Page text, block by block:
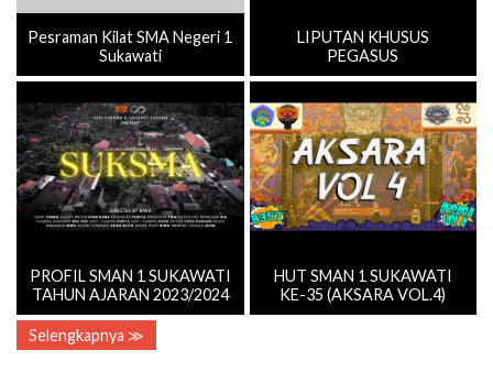
Pesraman Kilat SMA Negeri 1
Sukawati
LIPUTAN KHUSUS
PEGASUS
PROFIL SMAN 1 SUKAWATI
TAHUN AJARAN 2023/2024
HUT SMAN 1 SUKAWATI
KE-35 (AKSARA VOL.4)
Selengkapnya ≫